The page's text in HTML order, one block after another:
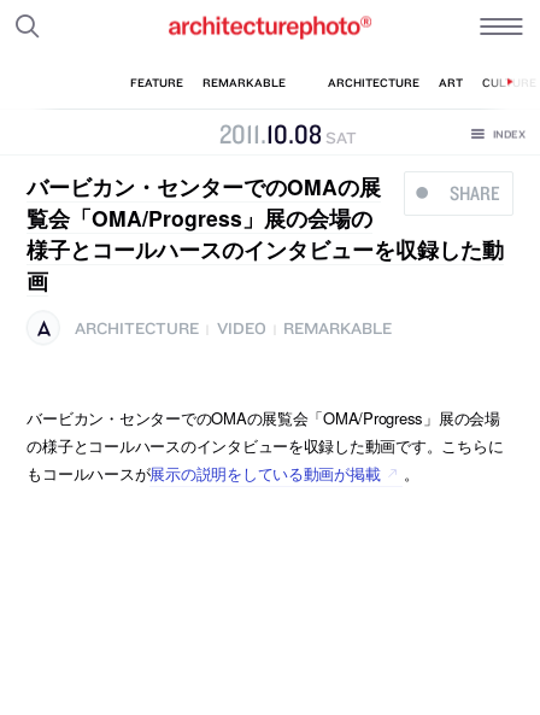
2011.10.08 SAT
SHARE
バービカン・センターでのOMAの展
覧会「OMA/Progress」展の会場の
様子とコールハースのインタビューを収録した動
画
ARCHITECTURE VIDEO REMARKABLE
バービカン・センターでのOMAの展覧会「OMA/Progress」展の会場
の様子とコールハースのインタビューを収録した動画です。こちらに
もコールハースが展示の説明をしている動画が掲載 。